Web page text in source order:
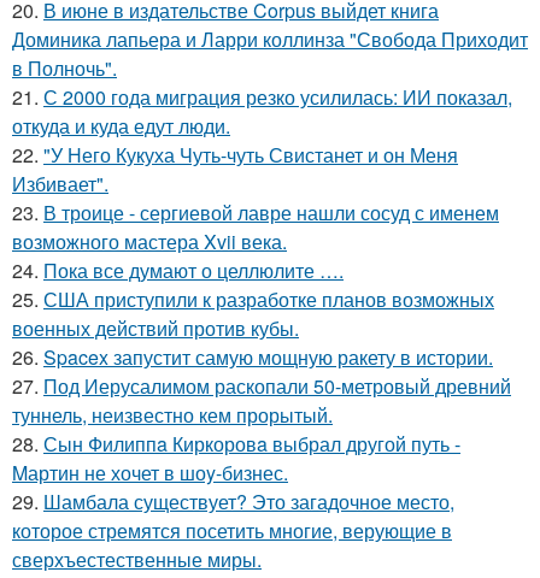
20. В июне в издательстве Corpus выйдет книга
Доминика лапьера и Ларри коллинза "Свобода Приходит
в Полночь".
21. С 2000 года миграция резко усилилась: ИИ показал,
откуда и куда едут люди.
22. "У Него Кукуха Чуть-чуть Свистанет и он Меня
Избивает".
23. В троице - сергиевой лавре нашли сосуд с именем
возможного мастера Xvii века.
24. Пока все думают о целлюлите ….
25. США приступили к разработке планов возможных
военных действий против кубы.
26. Spacex запустит самую мощную ракету в истории.
27. Под Иерусалимом раскопали 50-метровый древний
туннель, неизвестно кем прорытый.
28. Сын Филиппa Киркоровa выбрал другой путь -
Mартин не хочет в шоy-бизнес.
29. Шамбала существует? Это загадочное место,
которое стремятся посетить многие, верующие в
сверхъестественные миры.